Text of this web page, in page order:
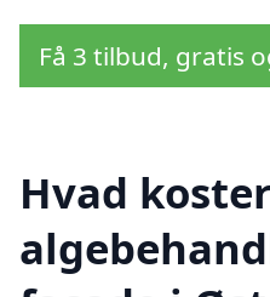
Få 3 tilbud, gratis
Hvad koster